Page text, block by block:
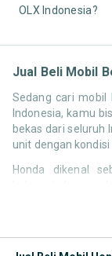
OLX Indonesia?
Jual Beli Mobil
Sedang cari mobil
Indonesia, kamu
bekas dari seluruh
unit dengan kondisi
Honda dikenal
responsif, serta